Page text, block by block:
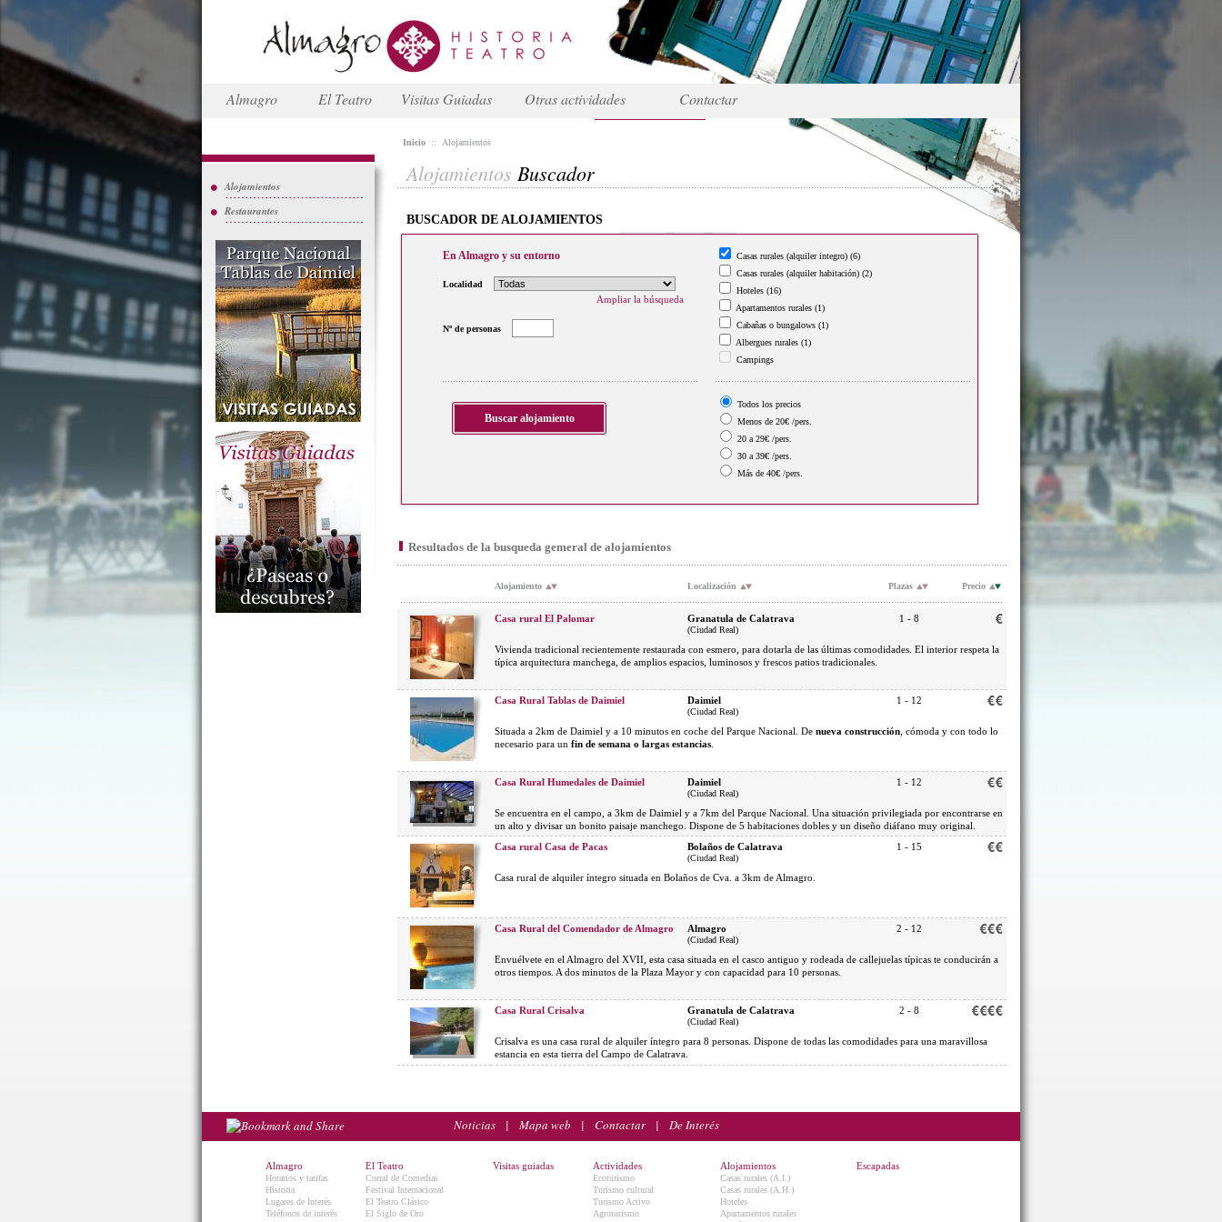
Almagro El Teatro Visitas Guiadas Otras actividades Contactar
Alojamientos
Restaurantes
Inicio :: Alojamientos
Alojamientos Buscador
BUSCADOR DE ALOJAMIENTOS
En Almagro y su entorno
Localidad
Ampliar la búsqueda
Nº de personas
Casas rurales (alquiler integro) (6)
Casas rurales (alquiler habitación) (2)
Hoteles (16)
Apartamentos rurales (1)
Cabañas o bungalows (1)
Albergues rurales (1)
Campings
Todos los precios
Menos de 20€ /pers.
20 a 29€ /pers.
30 a 39€ /pers.
Más de 40€ /pers.
Resultados de la busqueda gemeral de alojamientos
Alojamiento Localización Plazas Precio
Casa rural El Palomar Granatula de Calatrava
(Ciudad Real)
1 - 8
Vivienda tradicional recientemente restaurada con esmero, para dotarla de las últimas comodidades. El interior respeta la
típica arquitectura manchega, de amplios espacios, luminosos y frescos patios tradicionales.
Casa Rural Tablas de Daimiel Daimiel
(Ciudad Real)
1 - 12
Situada a 2km de Daimiel y a 10 minutos en coche del Parque Nacional. De nueva construcción , cómoda y con todo lo
necesario para un fin de semana o largas estancias
Casa Rural Humedales de Daimiel Daimiel
(Ciudad Real)
1 - 12
Se encuentra en el campo, a 3km de Daimiel y a 7km del Parque Nacional. Una situación privilegiada por encontrarse en
un alto y divisar un bonito paisaje manchego. Dispone de 5 habitaciones dobles y un diseño diáfano muy original.
Casa rural Casa de Pacas
Bolaños de Calatrava
(Ciudad Real)
1 - 15
Casa rural de alquiler íntegro situada en Bolaños de Cva. a 3km de Almagro.
Casa Rural del Comendador de Almagro Almagro
(Ciudad Real)
2 - 12
Envuélvete en el Almagro del XVII, esta casa situada en el casco antiguo y rodeada de callejuelas típicas te conducirán a
otros tiempos. A dos minutos de la Plaza Mayor y con capacidad para 10 personas.
Casa Rural Crisalva Granatula de Calatrava
(Ciudad Real)
2 - 8
Crisalva es una casa rural de alquiler íntegro para 8 personas. Dispone de todas las comodidades para una maravillosa
estancia en esta tierra del Campo de Calatrava.
Noticias | Mapa web | Contactar| De Interés
Almagro
Horarios y tarifas
Historia
Lugares de Interés
Teléfonos de interés
El Teatro
Corral de Comedias
Festival Internacional
El Teatro Clásico
El Siglo de Oro
Visitas guiadas Actividades
Ecoturismo
Turismo cultural
Turismo Activo
Agroturismo
Alojamientos
Casas rurales (A.I.)
Casas rurales (A.H.)
Hoteles
Apartamentos rurales
Escapadas